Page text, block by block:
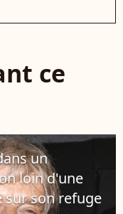
ce
un
loin d'une
sur son refuge